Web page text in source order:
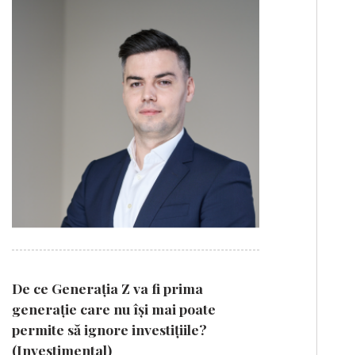
De ce Generația Z va fi prima
generație care nu își mai poate
permite să ignore investițiile?
(Investimental)